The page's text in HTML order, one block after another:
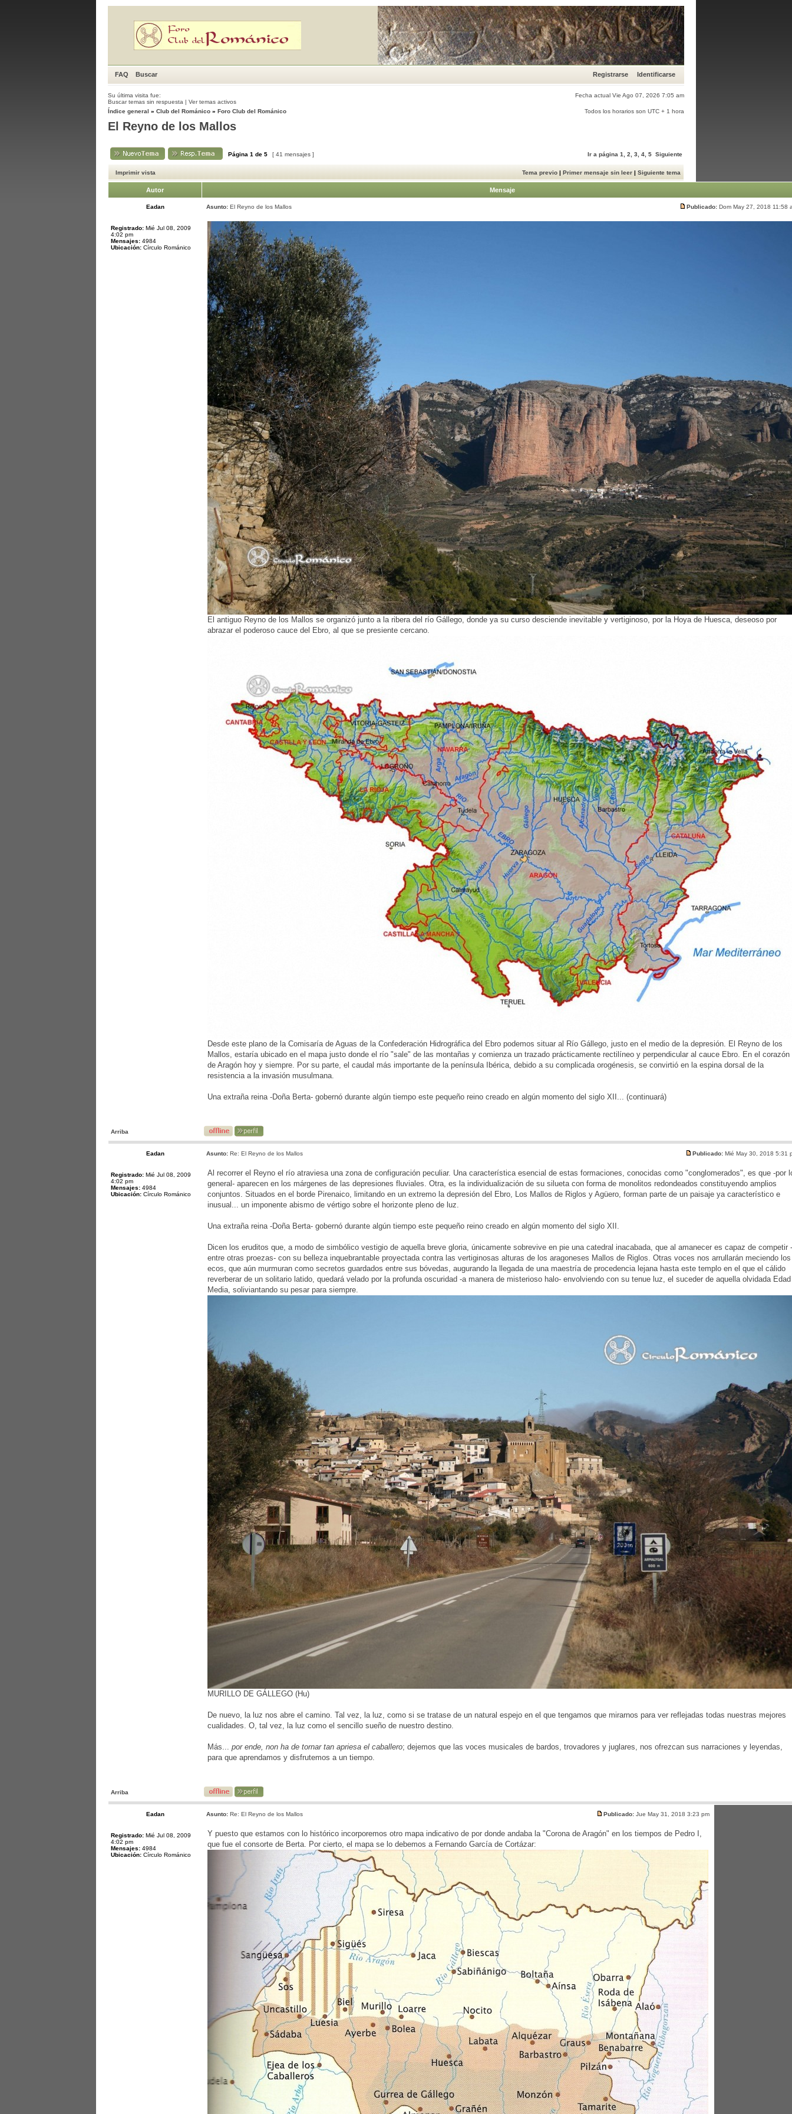
FAQ Buscar Registrarse Identificarse
Su última visita fue:
Fecha actual Vie Ago 07, 2026 7:05 am
Buscar temas sin respuesta | Ver temas activos
Índice general » Club del Románico » Foro Club del Románico Todos los horarios son UTC + 1 hora
El Reyno de los Mallos
Página 1 de 5 [ 41 mensajes ] Ir a página 1 2 3 4 5 Siguiente
Imprimir vista Tema previo | Primer mensaje sin leer | Siguiente tema
Autor Mensaje
Eadan Asunto: El Reyno de los Mallos Publicado: Dom May 27, 2018 11:58
Registrado: Mié Jul 08, 2009
4:02 pm
Mensajes: 4984
Ubicación: Círculo Románico
El antiguo Reyno de los Mallos se organizó junto a la ribera del río Gállego, donde ya su curso desciende inevitable y vertiginoso, por la Hoya de Huesca, deseoso por
abrazar el poderoso cauce del Ebro, al que se presiente cercano.
Desde este plano de la Comisaría de Aguas de la Confederación Hidrográfica del Ebro podemos situar al Río Gállego, justo en el medio de la depresión. El Reyno de los
Mallos, estaría ubicado en el mapa justo donde el río "sale" de las montañas y comienza un trazado prácticamente rectilíneo y perpendicular al cauce Ebro. En el corazón
de Aragón hoy y siempre. Por su parte, el caudal más importante de la península Ibérica, debido a su complicada orogénesis, se convirtió en la espina dorsal de la
resistencia a la invasión musulmana.
Una extraña reina -Doña Berta- gobernó durante algún tiempo este pequeño reino creado en algún momento del siglo XII... (continuará)
Arriba
Eadan Asunto: Re: El Reyno de los Mallos Publicado: Mié May 30, 2018 5:31
Registrado: Mié Jul 08, 2009
4:02 pm
Mensajes: 4984
Ubicación: Círculo Románico
Al recorrer el Reyno el río atraviesa una zona de configuración peculiar. Una característica esencial de estas formaciones, conocidas como "conglomerados", es que -por
general- aparecen en los márgenes de las depresiones fluviales. Otra, es la individualización de su silueta con forma de monolitos redondeados constituyendo amplios
conjuntos. Situados en el borde Pirenaico, limitando en un extremo la depresión del Ebro, Los Mallos de Riglos y Agüero, forman parte de un paisaje ya característico e
inusual... un imponente abismo de vértigo sobre el horizonte pleno de luz.
Una extraña reina -Doña Berta- gobernó durante algún tiempo este pequeño reino creado en algún momento del siglo XII.
Dicen los eruditos que, a modo de simbólico vestigio de aquella breve gloria, únicamente sobrevive en pie una catedral inacabada, que al amanecer es capaz de competir -
entre otras proezas- con su belleza inquebrantable proyectada contra las vertiginosas alturas de los aragoneses Mallos de Riglos. Otras voces nos arrullarán meciendo los
ecos, que aún murmuran como secretos guardados entre sus bóvedas, augurando la llegada de una maestría de procedencia lejana hasta este templo en el que el cálido
reverberar de un solitario latido, quedará velado por la profunda oscuridad -a manera de misterioso halo- envolviendo con su tenue luz, el suceder de aquella olvidada Edad
Media, soliviantando su pesar para siempre.
MURILLO DE GÁLLEGO (Hu)
De nuevo, la luz nos abre el camino. Tal vez, la luz, como si se tratase de un natural espejo en el que tengamos que mirarnos para ver reflejadas todas nuestras mejores
cualidades. O, tal vez, la luz como el sencillo sueño de nuestro destino.
Más... por ende, non ha de tornar tan apriesa el caballero; dejemos que las voces musicales de bardos, trovadores y juglares, nos ofrezcan sus narraciones y leyendas,
para que aprendamos y disfrutemos a un tiempo.
Arriba
Eadan Asunto: Re: El Reyno de los Mallos Publicado: Jue May 31, 2018 3:23 pm
Registrado: Mié Jul 08, 2009
4:02 pm
Mensajes: 4984
Ubicación: Círculo Románico
Y puesto que estamos con lo histórico incorporemos otro mapa indicativo de por donde andaba la "Corona de Aragón" en los tiempos de Pedro I,
que fue el consorte de Berta. Por cierto, el mapa se lo debemos a Fernando García de Cortázar: